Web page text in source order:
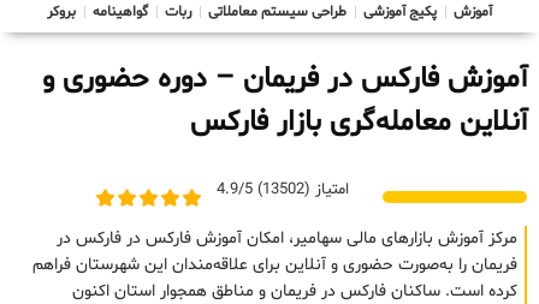
آموزش پکیج آموزشی طراحی سیستم معاملاتی ربات گواهینامه بروکر
آموزش فارکس در فریمان – دوره حضوری و
آنلاین معامله‌گری بازار فارکس
امتیاز (13502) 4.9/5
مرکز آموزش بازارهای مالی سهامیر، امکان آموزش فارکس در فارکس در
فریمان را به‌صورت حضوری و آنلاین برای علاقه‌مندان این شهرستان فراهم
کرده است. ساکنان فارکس در فریمان و مناطق همجوار استان اکنون